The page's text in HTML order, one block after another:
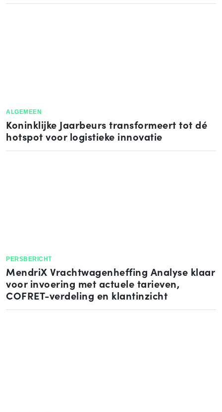
ALGEMEEN
Koninklijke Jaarbeurs transformeert tot dé
hotspot voor logistieke innovatie
PERSBERICHT
MendriX Vrachtwagenheffing Analyse klaar
voor invoering met actuele tarieven,
COFRET-verdeling en klantinzicht